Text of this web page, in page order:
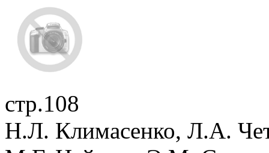
стр.108
Н.Л. Климасенко, Л.А.